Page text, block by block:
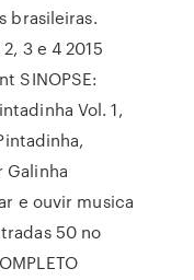
brasileiras.
3 e 4 2015
SINOPSE:
Vol. 1,
Galinha
e ouvir musica
50 no